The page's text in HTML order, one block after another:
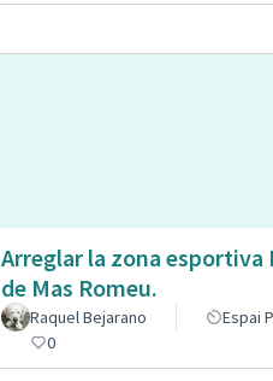
Arreglar la zona esportiva
de Mas Romeu.
Raquel Bejarano Espai
0